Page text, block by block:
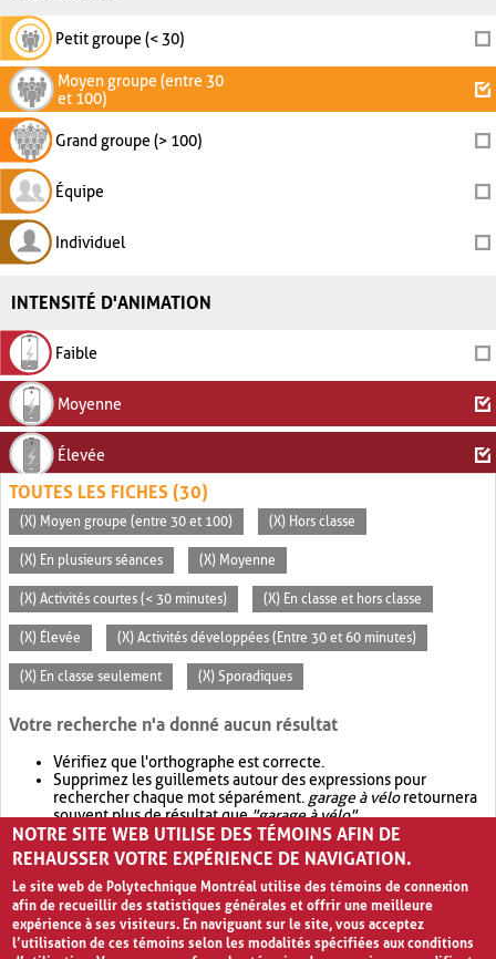
Petit groupe (< 30)
Moyen groupe (entre 30
et 100)
Grand groupe (> 100)
Équipe
Individuel
INTENSITÉ D'ANIMATION
Faible
Moyenne
Élevée
TOUTES LES FICHES (30)
(X) Moyen groupe (entre 30 et 100) (X) Hors classe
(X) En plusieurs séances (X) Moyenne
(X) Activités courtes (< 30 minutes) (X) En classe et hors classe
(X) Élevée (X) Activités développées (Entre 30 et 60 minutes)
(X) En classe seulement (X) Sporadiques
Votre recherche n'a donné aucun résultat
Vérifiez que l'orthographe est correcte.
Supprimez les guillemets autour des expressions pour
rechercher chaque mot séparément. garage à véloretournera
souvent plus de résultat que"garage à vélo".
Envisagez d'élargir votre recherche avec OR.garage OR vélo
retournera souvent plus de résultat quegarage à vélo
NOTRE SITE WEB UTILISE DES TÉMOINS AFIN DE
REHAUSSER VOTRE EXPÉRIENCE DE NAVIGATION.
Le site web de Polytechnique Montréal utilise des témoins de connexion
afin de recueillir des statistiques générales et offrir une meilleure
expérience à ses visiteurs. En naviguant sur le site, vous acceptez
l’utilisation de ces témoins selon les modalités spécifiées aux conditions